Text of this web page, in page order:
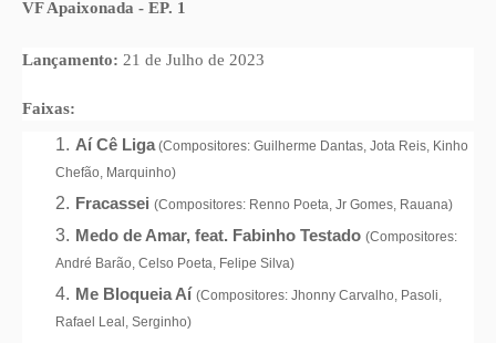
VF Apaixonada - EP. 1
Lançamento: 21 de Julho de 2023
Faixas:
Aí Cê Liga (Compositores: Guilherme Dantas, Jota Reis, Kinho
Chefão, Marquinho)
Fracassei (Compositores: Renno Poeta, Jr Gomes, Rauana)
Medo de Amar, feat. Fabinho Testado (Compositores:
André Barão, Celso Poeta, Felipe Silva)
Me Bloqueia Aí (Compositores: Jhonny Carvalho, Pasoli,
Rafael Leal, Serginho)